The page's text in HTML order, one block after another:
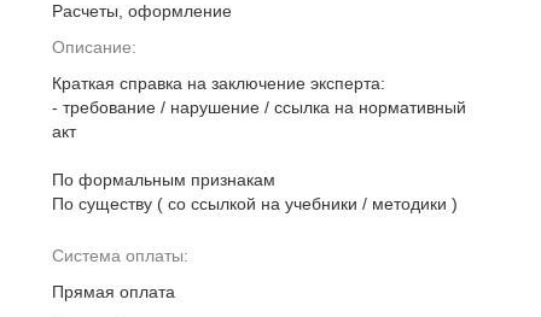
Расчеты, оформление
Описание:
Краткая справка на заключение эксперта:
- требование / нарушение / ссылка на нормативный
акт
По формальным признакам
По существу ( со ссылкой на учебники / методики )
Система оплаты:
Прямая оплата